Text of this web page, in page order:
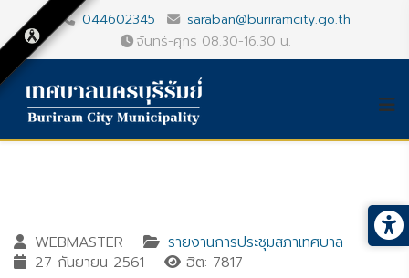
044602345
saraban@buriramcity.go.th
จันทร์-ศุกร์ 08.30-16.30 น.
WEBMASTER
รายงานการประชุมสภาเทศบาล
27 กันยายน 2561
ฮิต: 7817